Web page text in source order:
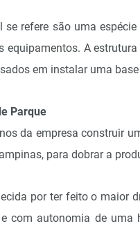
se refere são uma
equipamentos. A
em instalar uma
Parque
da empresa construir
para dobrar a
por ter feito o maior
com autonomia de